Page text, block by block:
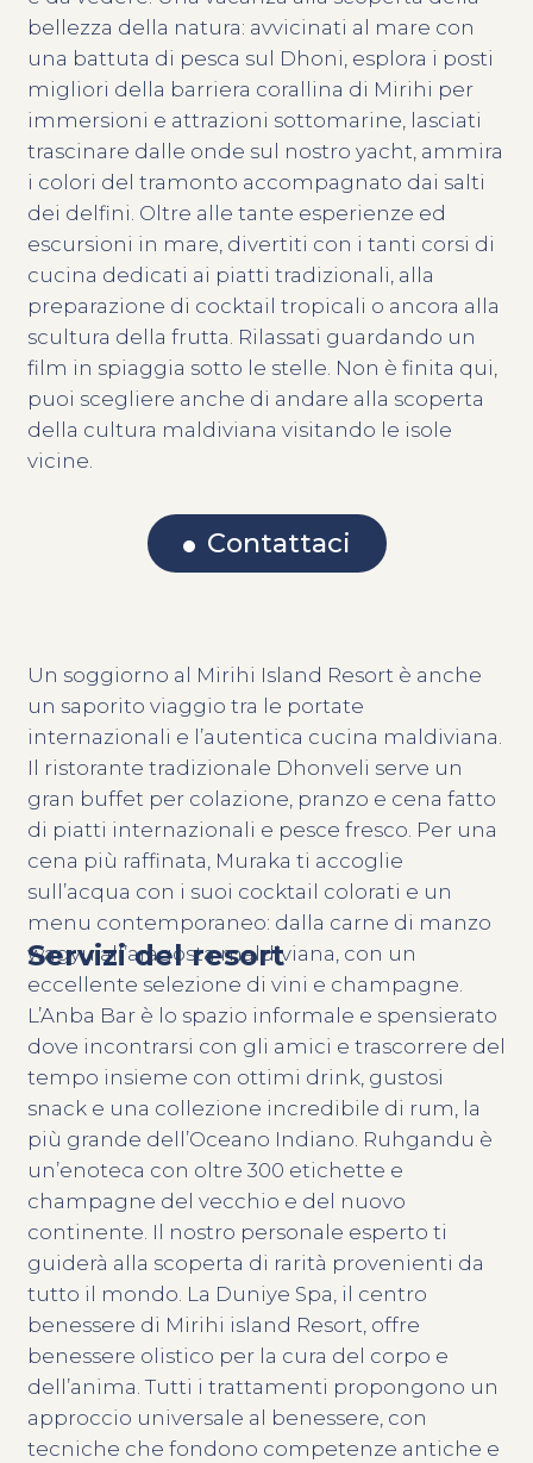
bellezza della natura: avvicinati al mare con
una battuta di pesca sul Dhoni, esplora i posti
migliori della barriera corallina di Mirihi per
immersioni e attrazioni sottomarine, lasciati
trascinare dalle onde sul nostro yacht, ammira
i colori del tramonto accompagnato dai salti
dei delfini. Oltre alle tante esperienze ed
escursioni in mare, divertiti con i tanti corsi di
cucina dedicati ai piatti tradizionali, alla
preparazione di cocktail tropicali o ancora alla
scultura della frutta. Rilassati guardando un
film in spiaggia sotto le stelle. Non è finita qui,
puoi scegliere anche di andare alla scoperta
della cultura maldiviana visitando le isole
vicine.
Contattaci
Servizi del resort
Un soggiorno al Mirihi Island Resort è anche
un saporito viaggio tra le portate
internazionali e l’autentica cucina maldiviana.
Il ristorante tradizionale Dhonveli serve un
gran buffet per colazione, pranzo e cena fatto
di piatti internazionali e pesce fresco. Per una
cena più raffinata, Muraka ti accoglie
sull’acqua con i suoi cocktail colorati e un
menu contemporaneo: dalla carne di manzo
wagyu all’aragosta maldiviana, con un
eccellente selezione di vini e champagne.
L’Anba Bar è lo spazio informale e spensierato
dove incontrarsi con gli amici e trascorrere del
tempo insieme con ottimi drink, gustosi
snack e una collezione incredibile di rum, la
più grande dell’Oceano Indiano. Ruhgandu è
un’enoteca con oltre 300 etichette e
champagne del vecchio e del nuovo
continente. Il nostro personale esperto ti
guiderà alla scoperta di rarità provenienti da
tutto il mondo. La Duniye Spa, il centro
benessere di Mirihi island Resort, offre
benessere olistico per la cura del corpo e
dell’anima. Tutti i trattamenti propongono un
approccio universale al benessere, con
tecniche che fondono competenze antiche e